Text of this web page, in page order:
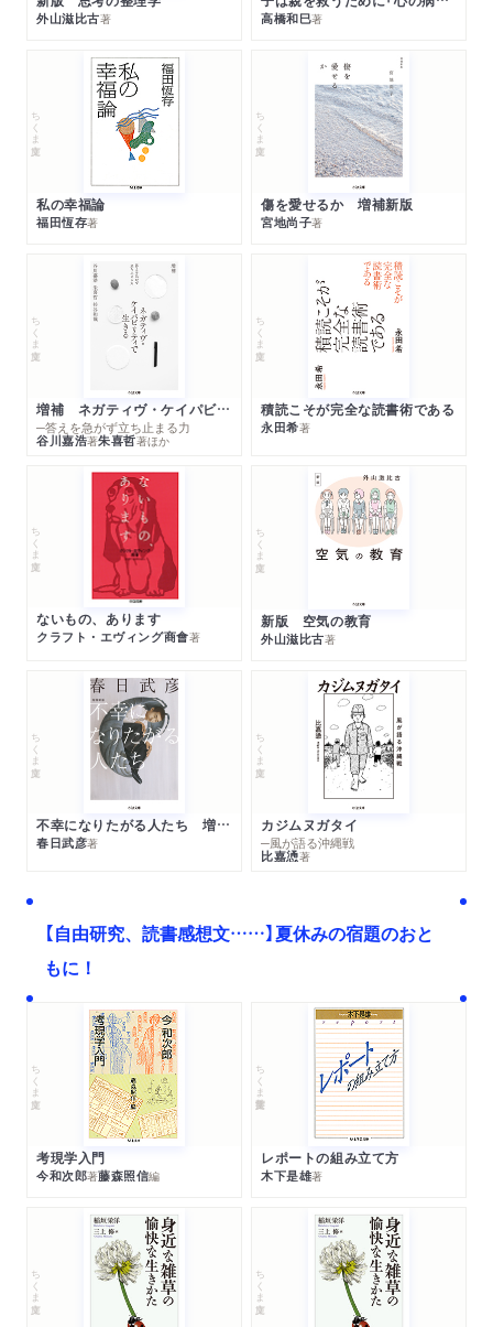
外山滋比古著 高橋和巳著
ちくま文庫
私の幸福論
福田恆存著
ちくま文庫
傷を愛せるか 増補新版
宮地尚子著
ちくま文庫
増補 ネガティヴ・ケイパビリティで生きる
─答えを急がず立ち止まる力
谷川嘉浩著朱喜哲著ほか
ちくま文庫
積読こそが完全な読書術である
永田希著
ちくま文庫
ないもの、あります
クラフト・エヴィング商會著
ちくま文庫
新版 空気の教育
外山滋比古著
ちくま文庫
不幸になりたがる人たち 増補新版
春日武彦著
ちくま文庫
カジムヌガタイ
─風が語る沖縄戦
比嘉慂著
【自由研究、読書感想文……】夏休みの宿題のおと
もに！
ちくま文庫
考現学入門
今和次郎著藤森照信編
ちくま学芸文庫
レポートの組み立て方
木下是雄著
ちくま文庫 ちくま文庫